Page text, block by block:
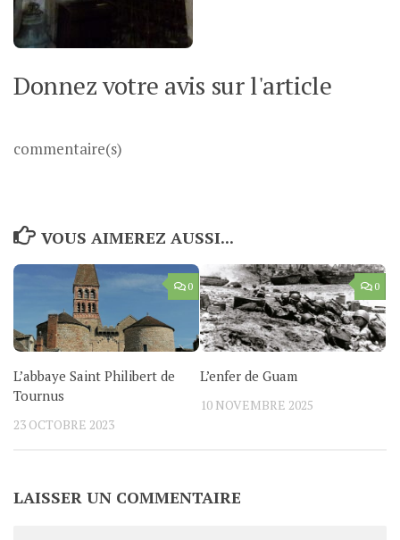
Donnez votre avis sur l'article
commentaire(s)
VOUS AIMEREZ AUSSI...
0
L’abbaye Saint Philibert de
Tournus
23 OCTOBRE 2023
0
L’enfer de Guam
10 NOVEMBRE 2025
LAISSER UN COMMENTAIRE